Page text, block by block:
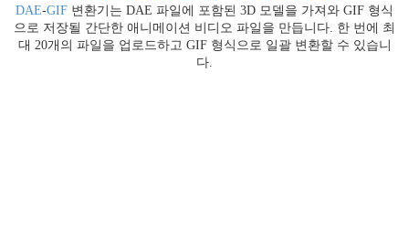
DAE-GIF 변환기는 DAE 파일에 포함된 3D 모델을 가져와 GIF 형식
으로 저장될 간단한 애니메이션 비디오 파일을 만듭니다. 한 번에 최
대 20개의 파일을 업로드하고 GIF 형식으로 일괄 변환할 수 있습니
다.